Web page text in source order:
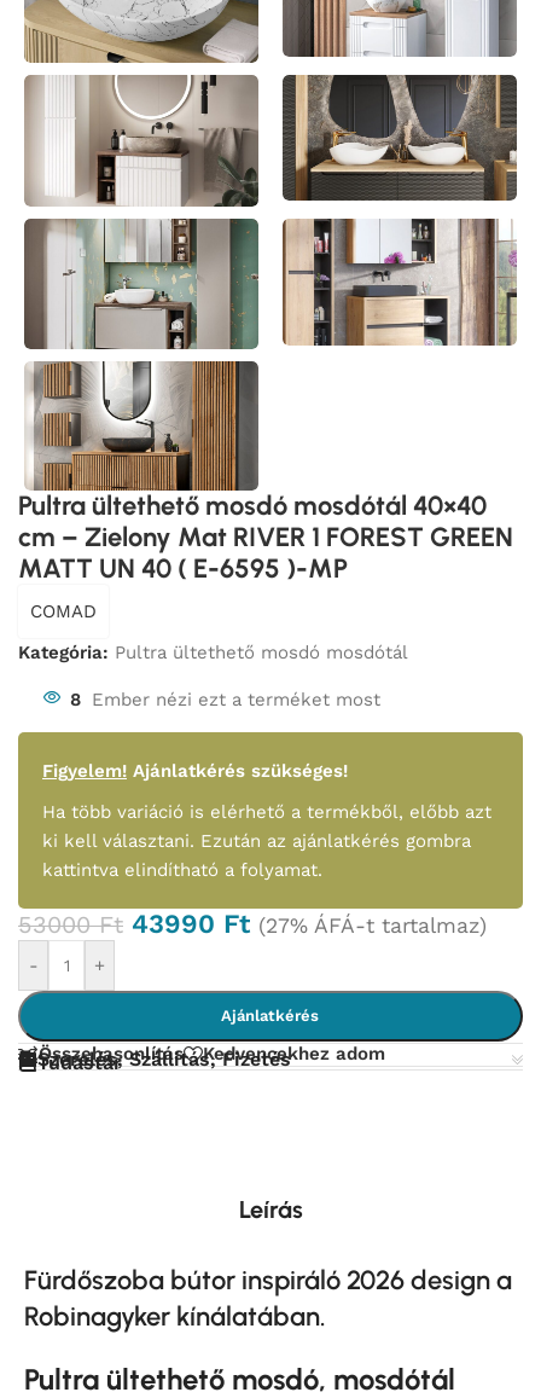
Pultra ültethető mosdó mosdótál 40×40
cm – Zielony Mat RIVER 1 FOREST GREEN
MATT UN 40 ( E-6595 )-MP
COMAD
Kategória: Pultra ültethető mosdó mosdótál
8 Ember nézi ezt a terméket most
Figyelem! Ajánlatkérés szükséges!
Ha több variáció is elérhető a termékből, előbb azt
ki kell választani. Ezután az ajánlatkérés gombra
kattintva elindítható a folyamat.
53000Ft 43990 Ft (27% ÁFÁ-t tartalmaz)
- +
Ajánlatkérés
Összehasonlítás Kedvencekhez adom
Szerelés, Szállítás, Fizetés
Tudástár
Leírás
Fürdőszoba bútor inspiráló 2026 design a
Robinagyker kínálatában.
Pultra ültethető mosdó, mosdótál